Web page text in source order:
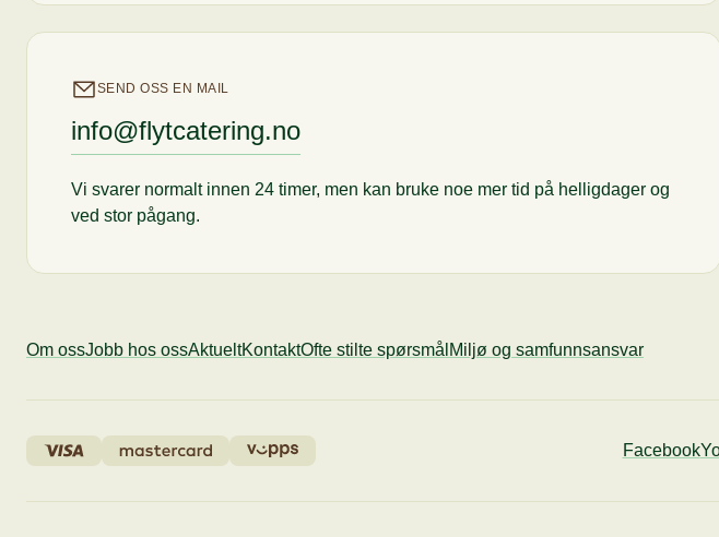
SEND OSS EN MAIL
info@flytcatering.no
Vi svarer normalt innen 24 timer, men kan bruke noe mer tid på helligdager og
ved stor pågang.
Om ossJobb hos ossAktueltKontaktOfte stilte spørsmål Miljø og samfunnsansvar
Facebook